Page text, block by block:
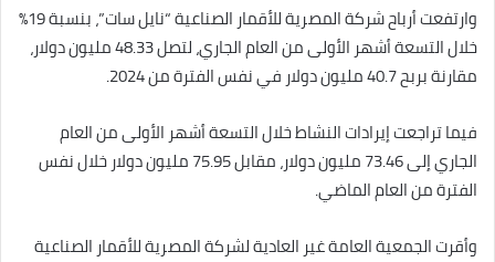
وارتفعت أرباح شركة المصرية للأقمار الصناعية “نايل سات”، بنسبة 19%
خلال التسعة أشهر الأولى من العام الجاري، لتصل 48.33 مليون دولار،
مقارنة بربح 40.7 مليون دولار في نفس الفترة من 2024.
فيما تراجعت إيرادات النشاط خلال التسعة أشهر الأولى من العام
الجاري إلى 73.46 مليون دولار، مقابل 75.95 مليون دولار خلال نفس
الفترة من العام الماضي.
وأقرت الجمعية العامة غير العادية لشركة المصرية للأقمار الصناعية